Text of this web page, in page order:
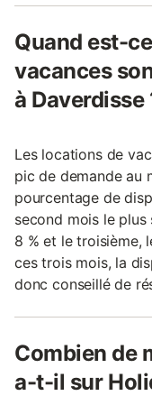
Quand est-
vacances
à Daverdisse
Les locations de
pic de demande au
pourcentage de
second mois le plus
8 % et le troisième,
ces trois mois, la
donc conseillé de
Combien de
a-t-il sur